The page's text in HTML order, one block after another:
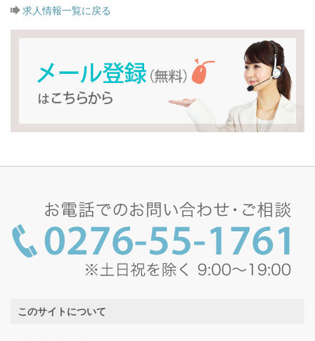
求人情報一覧に戻る
このサイトについて